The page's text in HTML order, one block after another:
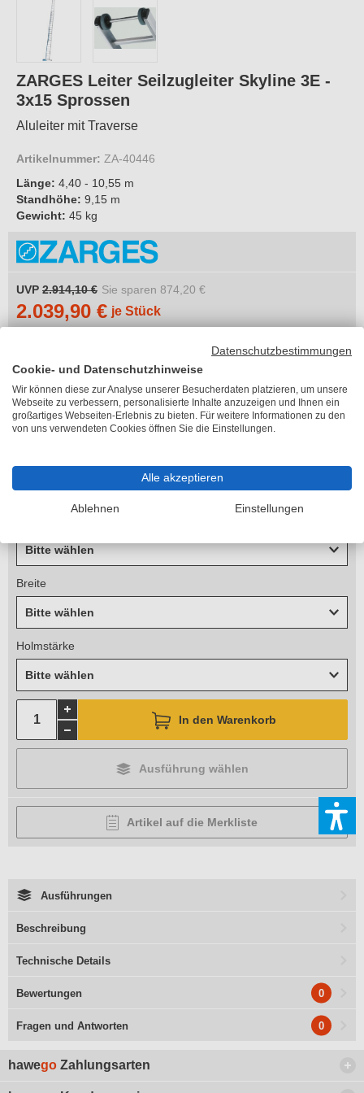
ZARGES Leiter Seilzugleiter Skyline 3E -
3x15 Sprossen
Aluleiter mit Traverse
Artikelnummer: ZA-40446
Länge: 4,40 - 10,55 m
Standhöhe: 9,15 m
Gewicht: 45 kg
UVP 2.914,10 € Sie sparen 874,20 €
2.039,90 € je Stück
Lieferzeit 6-10 Arbeitstage
Länge
Bitte wählen
Bitte wählen
Breite
Bitte wählen
Holmstärke
Bitte wählen
In den Warenkorb
Ausführung wählen
Artikel auf die Merkliste
Ausführungen
Beschreibung
Technische Details
Bewertungen 0
Fragen und Antworten 0
hawego Zahlungsarten
Datenschutzbestimmungen
Cookie- und Datenschutzhinweise
Wir können diese zur Analyse unserer Besucherdaten platzieren, um unsere
Webseite zu verbessern, personalisierte Inhalte anzuzeigen und Ihnen ein
großartiges Webseiten-Erlebnis zu bieten. Für weitere Informationen zu den
von uns verwendeten Cookies öffnen Sie die Einstellungen.
Alle akzeptieren
Ablehnen Einstellungen